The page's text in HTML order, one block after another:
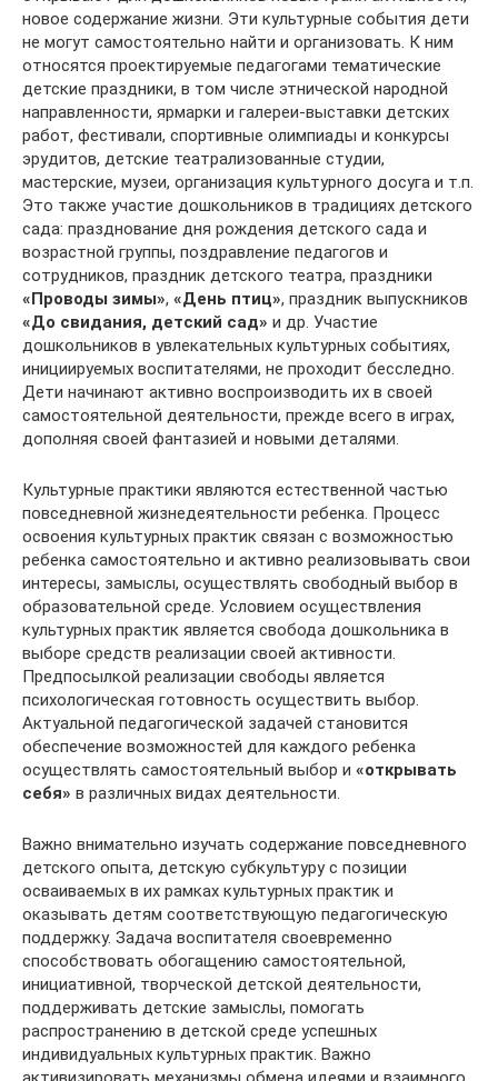
новое содержание жизни. Эти культурные события дети
не могут самостоятельно найти и организовать. К ним
относятся проектируемые педагогами тематические
детские праздники, в том числе этнической народной
направленности, ярмарки и галереи-выставки детских
работ, фестивали, спортивные олимпиады и конкурсы
эрудитов, детские театрализованные студии,
мастерские, музеи, организация культурного досуга и т.п.
Это также участие дошкольников в традициях детского
сада: празднование дня рождения детского сада и
возрастной группы, поздравление педагогов и
сотрудников, праздник детского театра, праздники
«Проводы зимы», «День птиц», праздник выпускников
«До свидания, детский сад» и др. Участие
дошкольников в увлекательных культурных событиях,
инициируемых воспитателями, не проходит бесследно.
Дети начинают активно воспроизводить их в своей
самостоятельной деятельности, прежде всего в играх,
дополняя своей фантазией и новыми деталями.
Культурные практики являются естественной частью
повседневной жизнедеятельности ребенка. Процесс
освоения культурных практик связан с возможностью
ребенка самостоятельно и активно реализовывать свои
интересы, замыслы, осуществлять свободный выбор в
образовательной среде. Условием осуществления
культурных практик является свобода дошкольника в
выборе средств реализации своей активности.
Предпосылкой реализации свободы является
психологическая готовность осуществить выбор.
Актуальной педагогической задачей становится
обеспечение возможностей для каждого ребенка
осуществлять самостоятельный выбор и «открывать
себя» в различных видах деятельности.
Важно внимательно изучать содержание повседневного
детского опыта, детскую субкультуру с позиции
осваиваемых в их рамках культурных практик и
оказывать детям соответствующую педагогическую
поддержку. Задача воспитателя своевременно
способствовать обогащению самостоятельной,
инициативной, творческой детской деятельности,
поддерживать детские замыслы, помогать
распространению в детской среде успешных
индивидуальных культурных практик. Важно